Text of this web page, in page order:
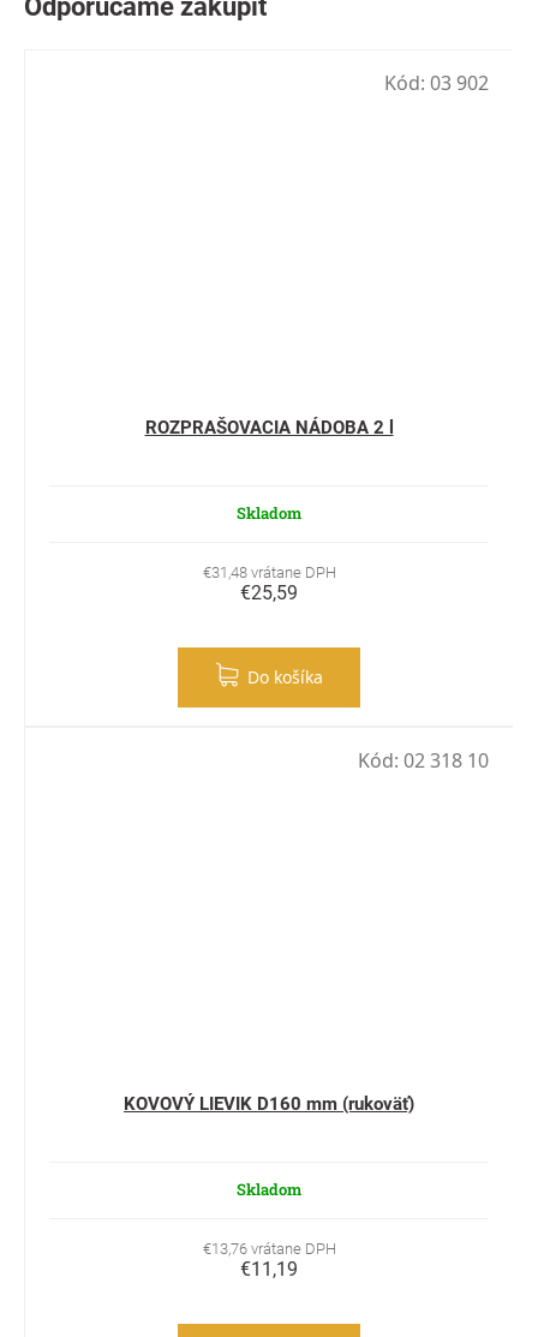
ROZPRAŠOVACIA NÁDOBA 2 l
Skladom
€31,48 vrátane DPH
€25,59
Do košíka
Kód: 03 902
KOVOVÝ LIEVIK D160 mm (rukoväť)
Skladom
€13,76 vrátane DPH
€11,19
Kód: 02 318 10